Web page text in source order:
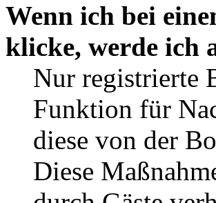
Wenn ich bei
klicke, werde ich
Nur registrierte
Funktion für
diese von der
Diese